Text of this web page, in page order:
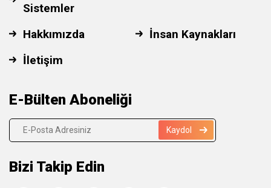
Sistemler
Hakkımızda
İnsan Kaynakları
İletişim
E-Bülten Aboneliği
Kaydol
Bizi Takip Edin